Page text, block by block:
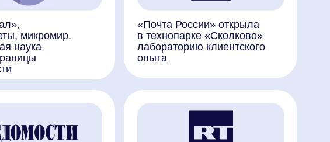
«Событие невероятной
значимости»: российские
учёные создают зрительный